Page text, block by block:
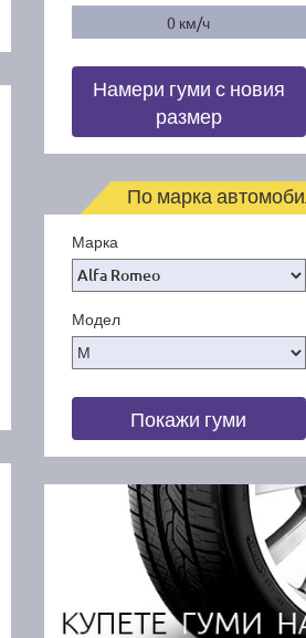
0 км/ч
Намери гуми с новия
размер
По марка
Марка
Модел
Покажи гуми